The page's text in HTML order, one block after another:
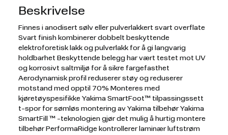
Beskrivelse
Finnes i anodisert sølv eller pulverlakkert svart overflate
Svart finish kombinerer dobbelt beskyttende
elektroforetisk lakk og pulverlakk for å gi langvarig
holdbarhet Beskyttende belegg har vært testet mot UV
og korrosivt saltmiljø for å sikre fargefasthet
Aerodynamisk profil reduserer støy og reduserer
motstand med opptil 70% Monteres med
kjøretøyspesifikke Yakima SmartFoot™ tilpassingssett
t-spor for sømløs montering av Yakima tilbehør Yakima
SmartFill ™ -teknologien gjør det mulig å hurtig montere
tilbehør PerformaRidge kontrollerer laminær luftstrøm